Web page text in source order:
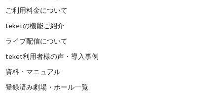
ご利用料金について
teketの機能ご紹介
ライブ配信について
teket利用者様の声・導入事例
資料・マニュアル
登録済み劇場・ホール一覧